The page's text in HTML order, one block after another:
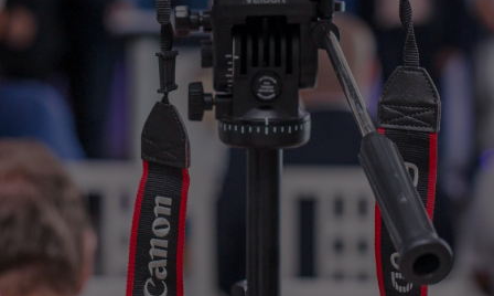
pomer obyvateľov v produktívnom veku
(pracujúcich ...